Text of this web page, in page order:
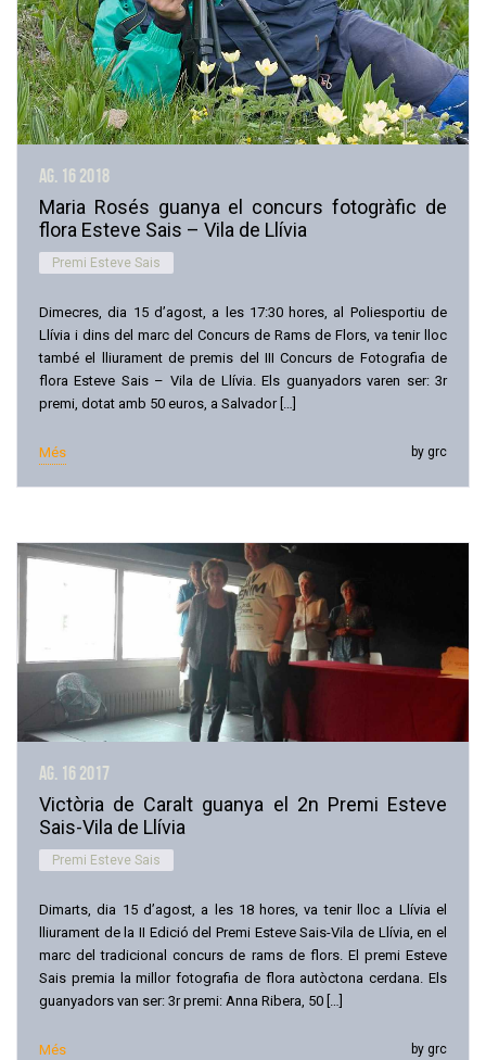
ag. 16 2018
Maria Rosés guanya el concurs fotogràfic de
flora Esteve Sais – Vila de Llívia
Premi Esteve Sais
Dimecres, dia 15 d’agost, a les 17:30 hores, al Poliesportiu de
Llívia i dins del marc del Concurs de Rams de Flors, va tenir lloc
també el lliurament de premis del III Concurs de Fotografia de
flora Esteve Sais – Vila de Llívia. Els guanyadors varen ser: 3r
premi, dotat amb 50 euros, a Salvador […]
Més by grc
ag. 16 2017
Victòria de Caralt guanya el 2n Premi Esteve
Sais-Vila de Llívia
Premi Esteve Sais
Dimarts, dia 15 d’agost, a les 18 hores, va tenir lloc a Llívia el
lliurament de la II Edició del Premi Esteve Sais-Vila de Llívia, en el
marc del tradicional concurs de rams de flors. El premi Esteve
Sais premia la millor fotografia de flora autòctona cerdana. Els
guanyadors van ser: 3r premi: Anna Ribera, 50 […]
Més by grc